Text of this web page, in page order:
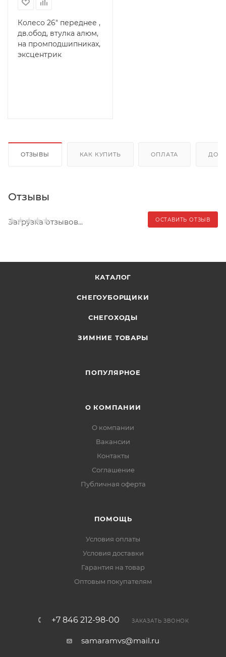
Колесо 26" переднее ,
дв.обод, втулка алюм,
на промподшипниках,
эксцентрик
ОТЗЫВЫ КАК КУПИТЬ ОПЛАТА
Отзывы
ОСТАВИТЬ ОТЗЫВ
Загрузка отзывов...
КАТАЛОГ
СНЕГОУБОРЩИКИ
СНЕГОХОДЫ
ЗИМНИЕ ТОВАРЫ
ПОПУЛЯРНОЕ
О КОМПАНИИ
О компании
Вакансии
Контакты
Соглашение
Публичная оферта
ПОМОЩЬ
Условия оплаты
Условия доставки
Гарантия на товар
Оптовым покупателям
+7 846 212-98-00 ЗАКАЗАТЬ ЗВОНОК
samaramvs@mail.ru